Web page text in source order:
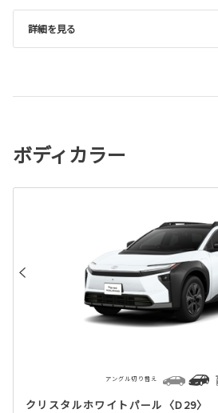
詳細を見る
ボディカラー
クリスタルホワイトパール〈D29〉
アングル切り替え